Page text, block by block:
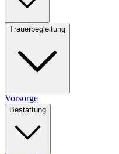
Trauerbegleitung
Vorsorge
Bestattung